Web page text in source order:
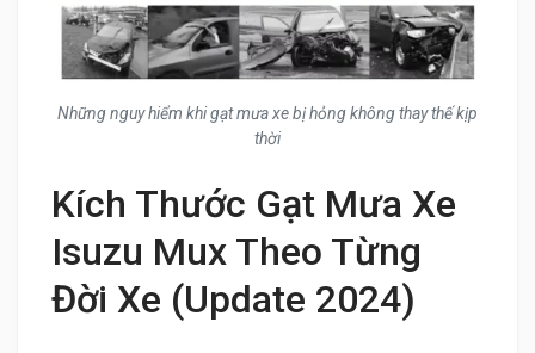
Những nguy hiểm khi gạt mưa xe bị hỏng không thay thế kịp
thời
Kích Thước Gạt Mưa Xe
Isuzu Mux Theo Từng
Đời Xe (Update 2024)